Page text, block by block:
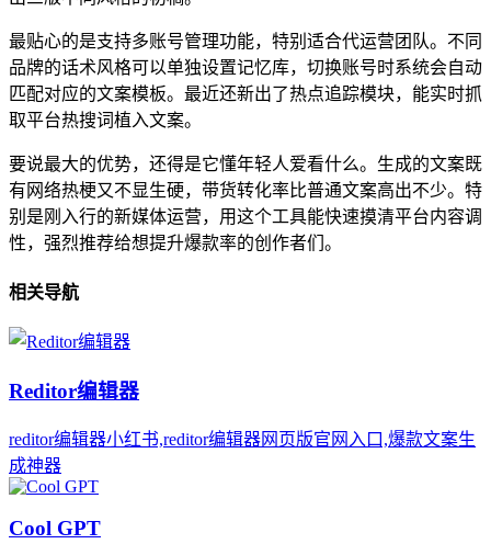
最贴心的是支持多账号管理功能，特别适合代运营团队。不同
品牌的话术风格可以单独设置记忆库，切换账号时系统会自动
匹配对应的文案模板。最近还新出了热点追踪模块，能实时抓
取平台热搜词植入文案。
要说最大的优势，还得是它懂年轻人爱看什么。生成的文案既
有网络热梗又不显生硬，带货转化率比普通文案高出不少。特
别是刚入行的新媒体运营，用这个工具能快速摸清平台内容调
性，强烈推荐给想提升爆款率的创作者们。
相关导航
Reditor编辑器
reditor编辑器小红书,reditor编辑器网页版官网入口,爆款文案生
成神器
Cool GPT